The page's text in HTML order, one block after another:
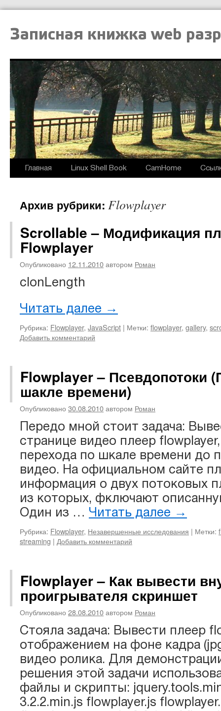
Записная книжка web
Главная Linux Shell Book CamHome
Архив рубрики: Flowplayer
Scrollable – Модификация
Flowplayer
Опубликовано 12.11.2010автором Роман
clonLength
Читать далее →
Рубрика: Flowplayer, JavaScript | Метки: flowplayer, gallery,
Добавить комментарий
Flowplayer – Псевдопотоки
шакле времени)
Опубликовано 30.08.2010автором Роман
Передо мной стоит задача:
странице видео плеер
перехода по шкале времени до
видео. На официальном сайте
информация о двух потоковых
из которых, фключают
Один из … Читать далее →
Рубрика: Flowplayer, Незавершенные исследования | Метки:
streaming | Добавить комментарий
Flowplayer – Как вывести
проигрывателя скриншет
Опубликовано 28.08.2010автором Роман
Стояла задача: Вывести плеер
отображением на фоне кадра
видео ролика. Для
решения этой задачи
файлы и скрипты:
3.2.2.min.js flowplayer.js